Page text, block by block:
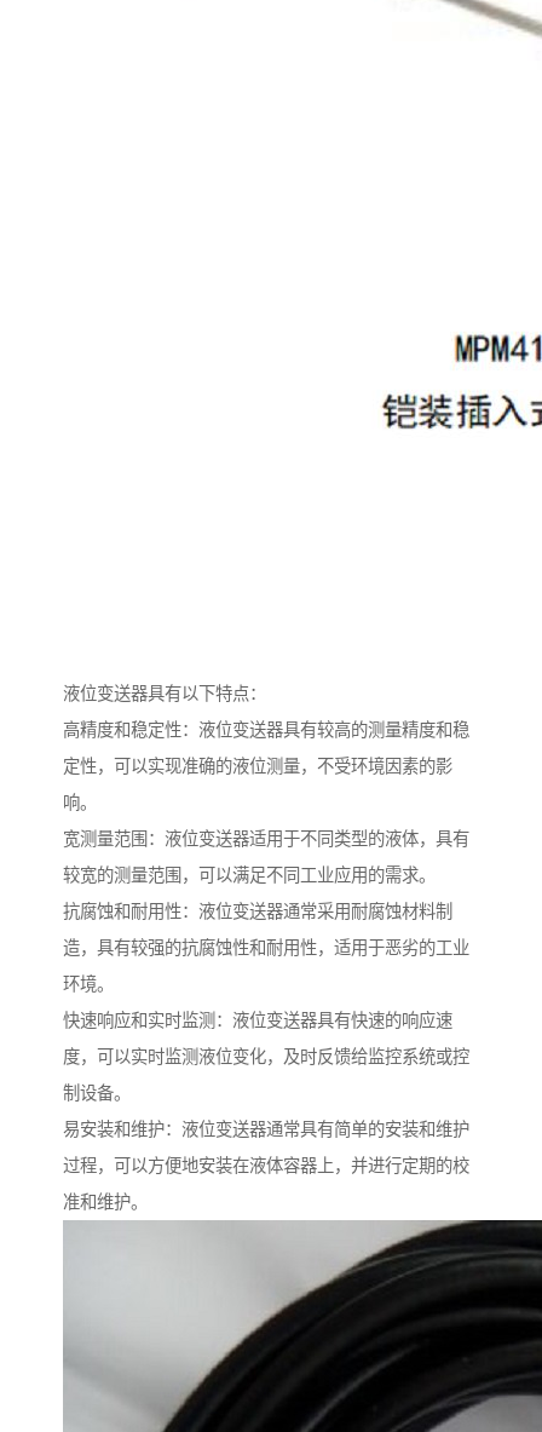
液位变送器具有以下特点：
高精度和稳定性：液位变送器具有较高的测量精度和稳
定性，可以实现准确的液位测量，不受环境因素的影
响。
宽测量范围：液位变送器适用于不同类型的液体，具有
较宽的测量范围，可以满足不同工业应用的需求。
抗腐蚀和耐用性：液位变送器通常采用耐腐蚀材料制
造，具有较强的抗腐蚀性和耐用性，适用于恶劣的工业
环境。
快速响应和实时监测：液位变送器具有快速的响应速
度，可以实时监测液位变化，及时反馈给监控系统或控
制设备。
易安装和维护：液位变送器通常具有简单的安装和维护
过程，可以方便地安装在液体容器上，并进行定期的校
准和维护。